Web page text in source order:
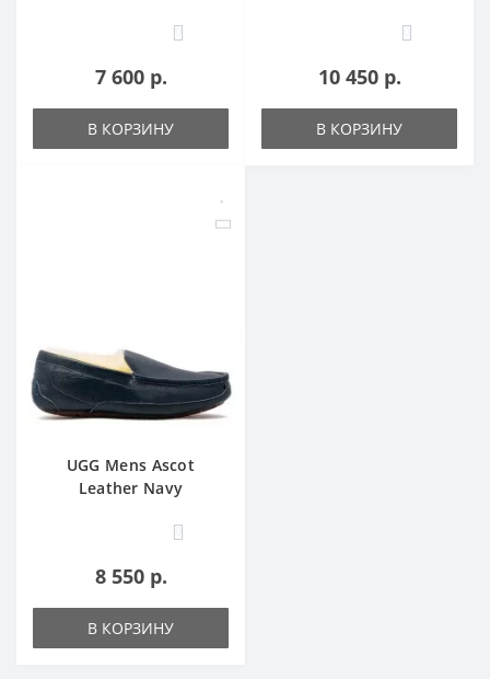
0
7 600 р.
В КОРЗИНУ
0
10 450 р.
В КОРЗИНУ
UGG Mens Ascot
Leather Navy
0
8 550 р.
В КОРЗИНУ